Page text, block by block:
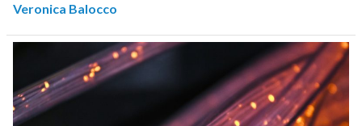
Veronica Balocco